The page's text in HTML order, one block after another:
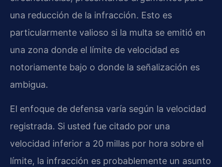
una reducción de la infracción. Esto es
particularmente valioso si la multa se emitió en
una zona donde el límite de velocidad es
notoriamente bajo o donde la señalización es
ambigua.
El enfoque de defensa varía según la velocidad
registrada. Si usted fue citado por una
velocidad inferior a 20 millas por hora sobre el
límite, la infracción es probablemente un asunto